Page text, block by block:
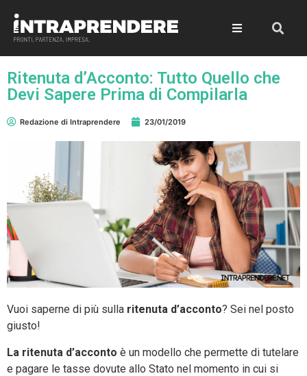
Ritenuta d’Acconto: Tutto Quello che
Devi Sapere Prima di Compilarla
Redazione di Intraprendere 23/01/2019
Vuoi saperne di più sulla ritenuta d’acconto? Sei nel posto
giusto!
La ritenuta d’acconto è un modello che permette di tutelare
e pagare le tasse dovute allo Stato nel momento in cui si